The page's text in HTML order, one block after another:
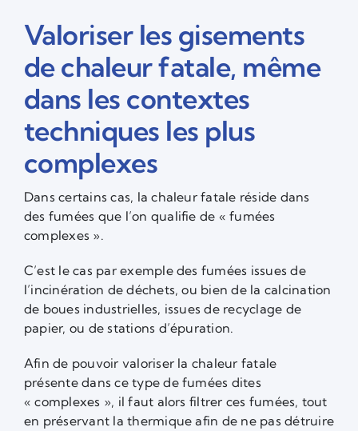
Valoriser les gisements
de chaleur fatale, même
dans les contextes
techniques les plus
complexes
Dans certains cas, la chaleur fatale réside dans
des fumées que l’on qualifie de « fumées
complexes ».
C’est le cas par exemple des fumées issues de
l’incinération de déchets, ou bien de la calcination
de boues industrielles, issues de recyclage de
papier, ou de stations d’épuration.
Afin de pouvoir valoriser la chaleur fatale
présente dans ce type de fumées dites
« complexes », il faut alors filtrer ces fumées, tout
en préservant la thermique afin de ne pas détruire